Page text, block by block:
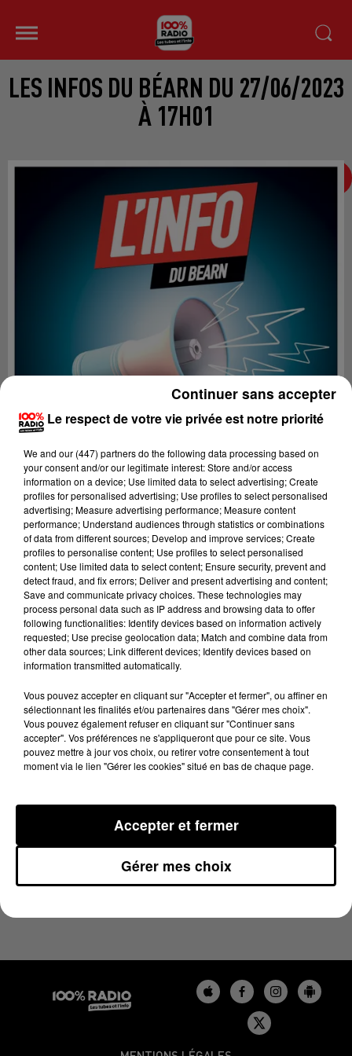
LES INFOS DU BÉARN DU 27/06/2023
À 17H01
Lecture (3 min 53 sec)
100%
27 juin 2023 - 3 min 53 sec
LES INFOS DU BÉARN DU 27/06/2023 À 17H01
Le respect de votre vie privée est notre priorité
We and our (447) partnersdo the following data processing based on
your consent and/or our legitimate interest: Store and/or access
information on a device; Use limited data to select advertising; Create
profiles for personalised advertising; Use profiles to select personalised
advertising; Measure advertising performance; Measure content
performance; Understand audiences through statistics or combinations
of data from different sources; Develop and improve services; Create
profiles to personalise content; Use profiles to select personalised
content; Use limited data to select content; Ensure security, prevent and
detect fraud, and fix errors; Deliver and present advertising and content;
Save and communicate privacy choices. These technologies may
process personal data such as IP address and browsing data to offer
following functionalities: Identify devices based on information actively
requested; Use precise geolocation data; Match and combine data from
other data sources; Link different devices; Identify devices based on
information transmitted automatically.
Vous pouvez accepter en cliquant sur "Accepter et fermer", ou affiner en
sélectionnant les finalités et/ou partenaires dans "Gérer mes choix".
Vous pouvez également refuser en cliquant sur "Continuer sans
accepter". Vos préférences ne s'appliqueront que pour ce site. Vous
pouvez mettre à jour vos choix, ou retirer votre consentement à tout
moment via le lien "Gérer les cookies" situé en bas de chaque page.
Gérer mes choix
Accepter et fermer
Continuer sans accepter